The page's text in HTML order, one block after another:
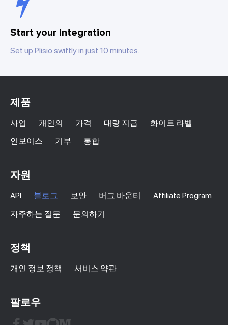
Start your integration
Set up Plisio swiftly in just 10 minutes.
제품
사업 개인의 가격 대량 지급
화이트 라벨
인보이스
기부 통합
자원
API 블로그 보안 버그 바운티
Affiliate Program
자주하는 질문
문의하기
정책
개인 정보 정책 서비스 약관
팔로우